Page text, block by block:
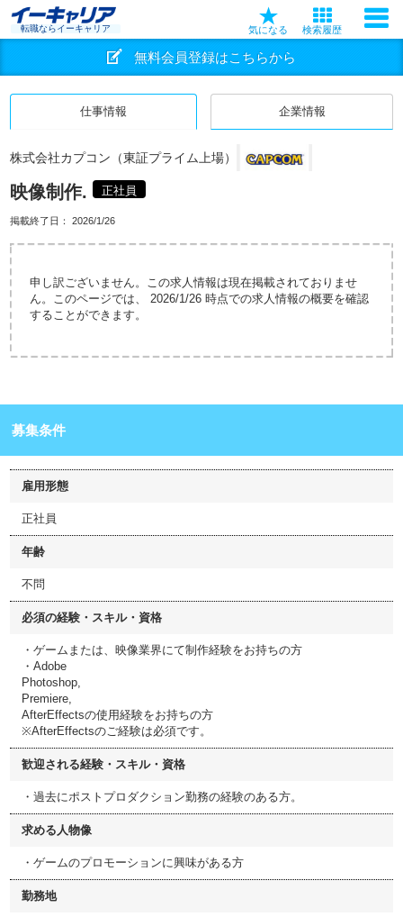
転職ならイーキャリア 気になる 検索履歴
無料会員登録はこちらから
仕事情報 企業情報
株式会社カプコン（東証プライム上場）
映像制作. 正社員
掲載終了日： 2026/1/26
申し訳ございません。この求人情報は現在掲載されておりませ
ん。このページでは、 2026/1/26 時点での求人情報の概要を確認
することができます。
募集条件
雇用形態
正社員
年齢
不問
必須の経験・スキル・資格
・ゲームまたは、映像業界にて制作経験をお持ちの方
・Adobe
Photoshop,
Premiere,
AfterEffectsの使用経験をお持ちの方
※AfterEffectsのご経験は必須です。
歓迎される経験・スキル・資格
・過去にポストプロダクション勤務の経験のある方。
求める人物像
・ゲームのプロモーションに興味がある方
勤務地